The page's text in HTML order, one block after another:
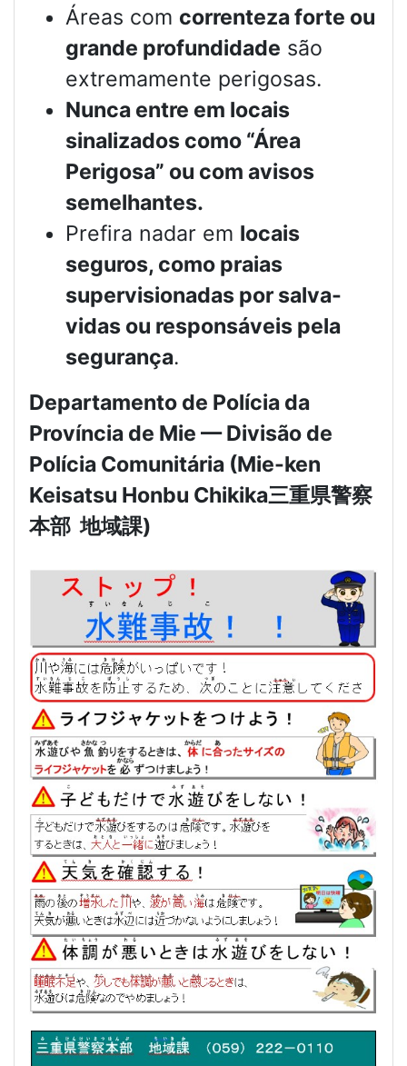
Áreas com correnteza forte ou
grande profundidade são
extremamente perigosas.
Nunca entre em locais
sinalizados como “Área
Perigosa” ou com avisos
semelhantes.
Prefira nadar em locais
seguros, como praias
supervisionadas por salva-
vidas ou responsáveis pela
segurança.
Departamento de Polícia da
Província de Mie — Divisão de
Polícia Comunitária (Mie-ken
Keisatsu Honbu Chikika三重県警察
本部 地域課)